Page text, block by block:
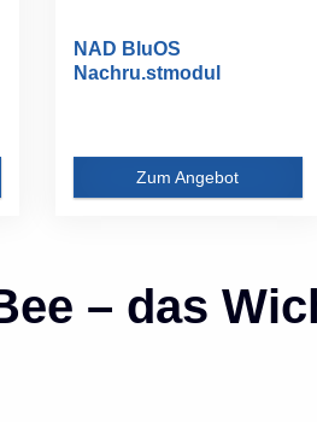
NAD BluOS
Nachru.stmodul
Zum Angebot
– das